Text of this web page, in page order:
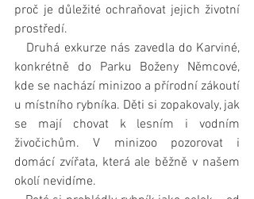
proč je důležité ochraňovat jejich životní
prostředí.
konkrétně do Parku Boženy Němcové,
kde se nachází minizoo a přírodní zákoutí
u místního rybníka. Děti si zopakovaly, jak
se mají chovat k lesním i vodním
živočichům. V minizoo pozorovat i
domácí zvířata, která ale běžně v našem
okolí nevidíme.